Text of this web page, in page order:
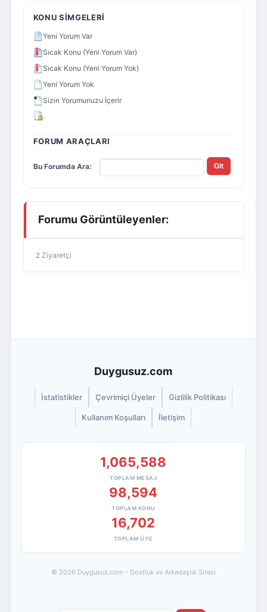
KONU SIMGELERI
Yeni Yorum Var
Sıcak Konu (Yeni Yorum Var)
Sıcak Konu (Yeni Yorum Yok)
Yeni Yorum Yok
Sizin Yorumunuzu İçerir
FORUM ARAÇLARI
Bu Forumda Ara:
Forumu Görüntüleyenler:
2 Ziyaretçi
Duygusuz.com
İstatistikler Çevrimiçi Üyeler Gizlilik Politikası
Kullanım Koşulları İletişim
1,065,588
TOPLAM MESAJ
98,594
TOPLAM KONU
16,702
TOPLAM ÜYE
© 2026 Duygusuz.com - Dostluk ve Arkadaşlık Sitesi